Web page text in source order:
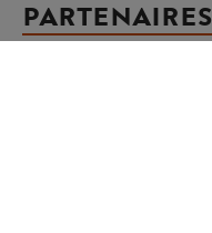
PARTENAIRES